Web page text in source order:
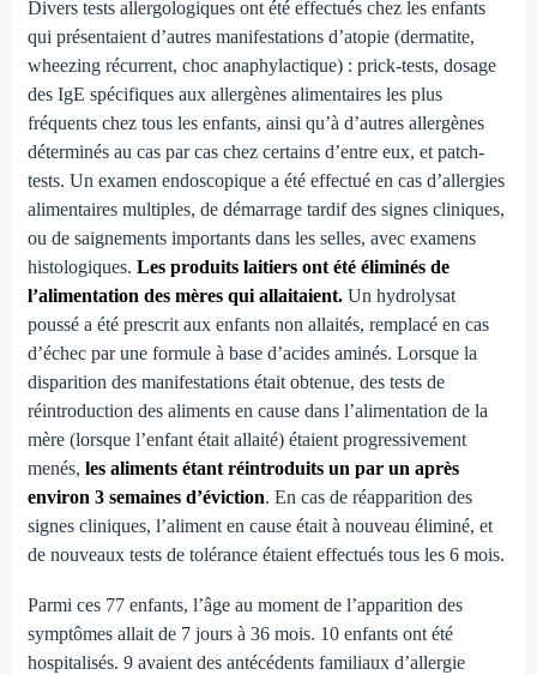
Divers tests allergologiques ont été effectués chez les enfants
qui présentaient d’autres manifestations d’atopie (dermatite,
wheezing récurrent, choc anaphylactique) : prick-tests, dosage
des IgE spécifiques aux allergènes alimentaires les plus
fréquents chez tous les enfants, ainsi qu’à d’autres allergènes
déterminés au cas par cas chez certains d’entre eux, et patch-
tests. Un examen endoscopique a été effectué en cas d’allergies
alimentaires multiples, de démarrage tardif des signes cliniques,
ou de saignements importants dans les selles, avec examens
histologiques. Les produits laitiers ont été éliminés de
l’alimentation des mères qui allaitaient.Un hydrolysat
poussé a été prescrit aux enfants non allaités, remplacé en cas
d’échec par une formule à base d’acides aminés. Lorsque la
disparition des manifestations était obtenue, des tests de
réintroduction des aliments en cause dans l’alimentation de la
mère (lorsque l’enfant était allaité) étaient progressivement
menés, les aliments étant réintroduits un par un après
environ 3 semaines d’éviction. En cas de réapparition des
signes cliniques, l’aliment en cause était à nouveau éliminé, et
de nouveaux tests de tolérance étaient effectués tous les 6 mois.
Parmi ces 77 enfants, l’âge au moment de l’apparition des
symptômes allait de 7 jours à 36 mois. 10 enfants ont été
hospitalisés. 9 avaient des antécédents familiaux d’allergie